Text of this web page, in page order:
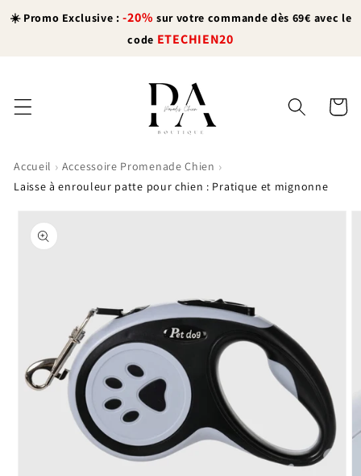
passer
☀️ Promo Exclusive :-20% sur votre commande dès 69€ avec le
code ETECHIEN20
Panier
Accueil › Accessoire Promenade Chien ›
Laisse à enrouleur patte pour chien : Pratique et mignonne
informations
produits